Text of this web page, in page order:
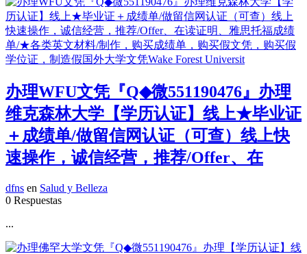
办理WFU文凭『Q◆微551190476』办理
维克森林大学【学历认证】线上★毕业证
＋成绩单/做留信网认证（可查）线上快
速操作，诚信经营，推荐/Offer、在
dfns en Salud y Belleza
0 Respuestas
...